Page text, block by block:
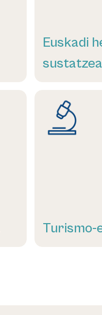
Euskadi
sustatzea
Informazio
Turismo-